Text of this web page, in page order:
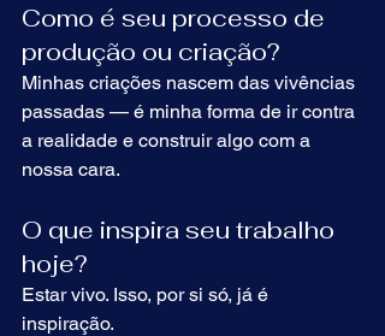
Como é seu processo de
produção ou criação?
Minhas criações nascem das vivências
passadas — é minha forma de ir contra
a realidade e construir algo com a
nossa cara.
O que inspira seu trabalho
hoje?
Estar vivo. Isso, por si só, já é
inspiração.